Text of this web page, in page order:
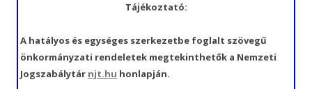
Tájékoztató:
A hatályos és egységes szerkezetbe foglalt szövegű
önkormányzati rendeletek megtekinthetők a Nemzeti
Jogszabálytár njt.hu honlapján.